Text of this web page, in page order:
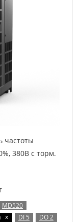
частоты
380В с торм.
MD520
x DI 5
DO 2